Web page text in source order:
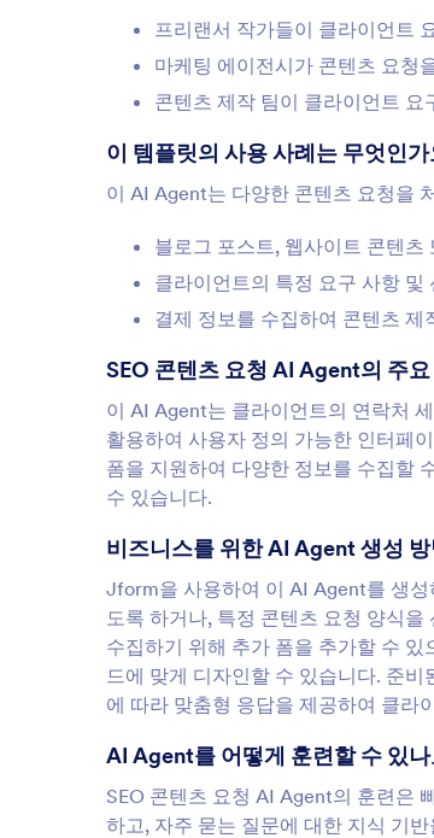
프리랜서 작가들이 클라이언트
마케팅 에이전시가 콘텐츠 요청
콘텐츠 제작 팀이 클라이언트
이 템플릿의 사용 사례는 무엇인가
이 AI Agent는 다양한 콘텐츠 요청을
블로그 포스트, 웹사이트 콘텐츠
클라이언트의 특정 요구 사항
결제 정보를 수집하여 콘텐츠 제
SEO 콘텐츠 요청 AI Agent의 주
이 AI Agent는 클라이언트의 연락처
활용하여 사용자 정의 가능한 인터페
폼을 지원하여 다양한 정보를 수집할
수 있습니다.
비즈니스를 위한 AI Agent 생성
Jform을 사용하여 이 AI Agent를 생
도록 하거나, 특정 콘텐츠 요청 양식
수집하기 위해 추가 폼을 추가할 수
드에 맞게 디자인할 수 있습니다. 준
에 따라 맞춤형 응답을 제공하여 클라
AI Agent를 어떻게 훈련할 수 있
SEO 콘텐츠 요청 AI Agent의 훈련은
하고, 자주 묻는 질문에 대한 지식 기